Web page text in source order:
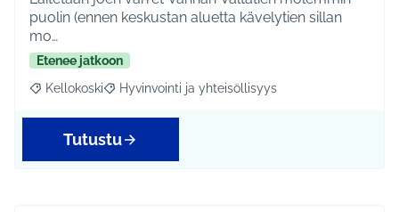
puolin (ennen keskustan aluetta kävelytien sillan
mo…
Etenee jatkoon
Rajaa tulokset aihepiirin mukaan: Kellokoski
Kellokoski Rajaa tulokset teeman mukaan: Hyvinvointi ja
Hyvinvointi ja yhteisöllisyys
Tutustu